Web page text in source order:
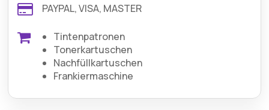
PAYPAL, VISA, MASTER
Tintenpatronen
Tonerkartuschen
Nachfüllkartuschen
Frankiermaschine